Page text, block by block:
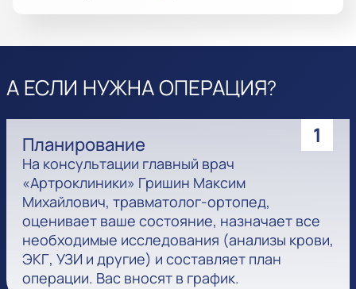
А ЕСЛИ НУЖНА ОПЕРАЦИЯ?
1
Планирование
На консультации главный врач
«Артроклиники» Гришин Максим
Михайлович, травматолог-ортопед,
оценивает ваше состояние, назначает все
необходимые исследования (анализы крови,
ЭКГ, УЗИ и другие) и составляет план
операции. Вас вносят в график.